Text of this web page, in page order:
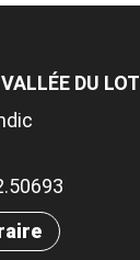
DU LOT